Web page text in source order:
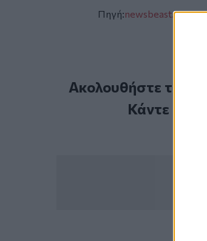
Πηγή:newsbeast.gr
Ακολουθήστε το
Κάντε